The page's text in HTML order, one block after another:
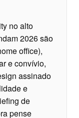
no alto
2026 são
office),
e convívio,
assinado
e
de
pense